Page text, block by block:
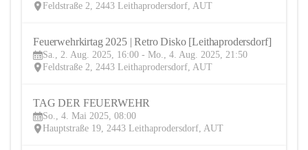
Feldstraße 2, 2443 Leithaprodersdorf, AUT
2
Sa., 2. Aug. 2025, 16:00 - Mo., 4. Aug. 2025, 21:50
Feldstraße 2, 2443 Leithaprodersdorf, AUT
TAG DER FEUERWEHR
So., 4. Mai 2025, 08:00
Hauptstraße 19, 2443 Leithaprodersdorf, AUT